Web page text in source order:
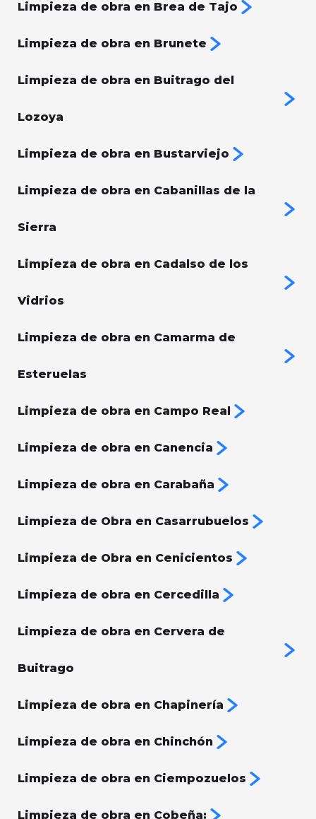
Limpieza de obra en Brea de Tajo
Limpieza de obra en Brunete
Limpieza de obra en Buitrago del
Lozoya
Limpieza de obra en Bustarviejo
Limpieza de obra en Cabanillas de la
Sierra
Limpieza de obra en Cadalso de los
Vidrios
Limpieza de obra en Camarma de
Esteruelas
Limpieza de obra en Campo Real
Limpieza de obra en Canencia
Limpieza de obra en Carabaña
Limpieza de Obra en Casarrubuelos
Limpieza de Obra en Cenicientos
Limpieza de obra en Cercedilla
Limpieza de obra en Cervera de
Buitrago
Limpieza de obra en Chapinería
Limpieza de obra en Chinchón
Limpieza de obra en Ciempozuelos
Limpieza de obra en Cobeña: